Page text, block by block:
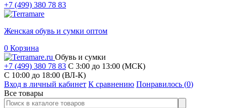
+7 (499) 380 78 83
Женская обувь и сумки оптом
0 Корзина
Обувь и сумки
+7 (499) 380 78 83 С 3:00 до 13:00 (МСК)
C 10:00 до 18:00 (ВЛ-К)
Вход в личный кабинет К сравнению Понравилось (0)
Все товары